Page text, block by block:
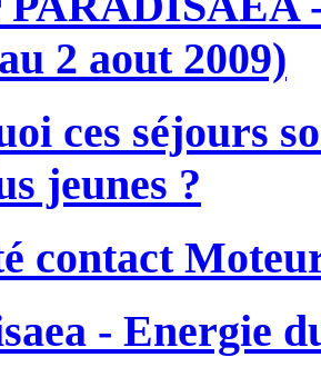
2 aout 2009)
ces séjours
jeunes ?
contact
- Energie